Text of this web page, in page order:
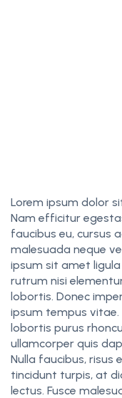
Lorem ipsum dolor
Nam efficitur
faucibus eu, cursus
malesuada neque
ipsum sit amet ligula
rutrum nisi
lobortis. Donec
ipsum tempus
lobortis purus
ullamcorper quis
Nulla faucibus, risus
tincidunt turpis, at
lectus. Fusce